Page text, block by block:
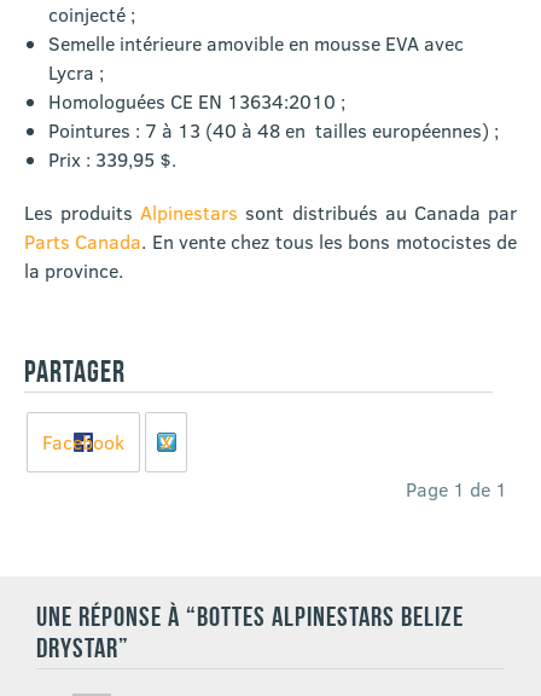
coinjecté ;
Semelle intérieure amovible en mousse EVA avec
Lycra ;
Homologuées CE EN 13634:2010 ;
Pointures : 7 à 13 (40 à 48 en tailles européennes) ;
Prix : 339,95 $.
Les produitsAlpinestars sont distribués au Canada par
Parts Canada. En vente chez tous les bons motocistes de
la province.
PARTAGER
Facebook
X
Page 1 de 1
UNE RÉPONSE À “BOTTES ALPINESTARS BELIZE
DRYSTAR”